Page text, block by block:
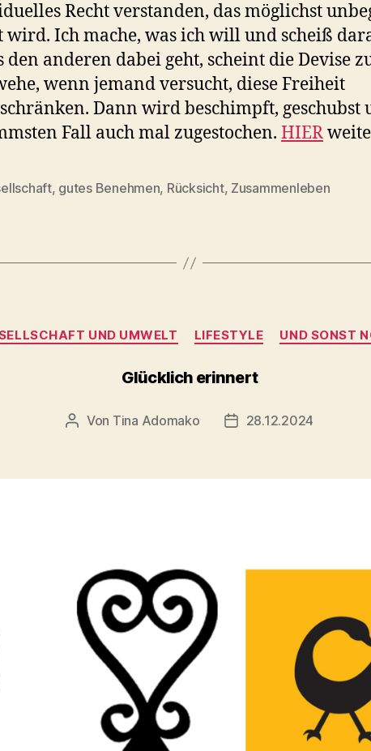
Recht verstanden, das möglichst
wird. Ich mache, was ich will und scheiß
den anderen dabei geht, scheint die Devise
wenn jemand versucht, diese Freiheit
Dann wird beschimpft, geschubst
Fall auch mal zugestochen. HIER
, gutes Benehmen, Rücksicht, Zusammenleben
Kategorien
UND UMWELT LIFESTYLE UND SONST
Glücklich erinnert
Beitragsautor
Von Tina Adomako 28.12.2024